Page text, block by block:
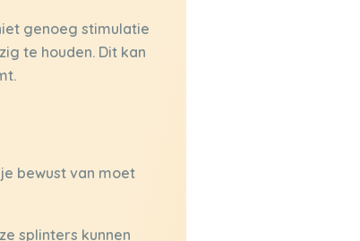
genoeg stimulatie
te houden. Dit kan
bewust van moet
splinters kunnen